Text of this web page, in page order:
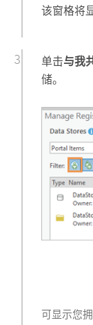
该窗格将
单击与我
储。
可显示您